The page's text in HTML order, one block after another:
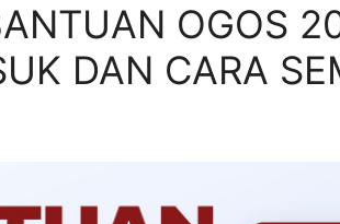
OGOS
DAN CARA